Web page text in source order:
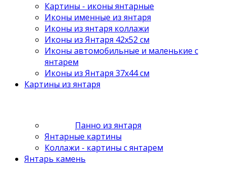
Картины - иконы янтарные
Иконы именные из янтаря
Иконы из янтаря коллажи
Иконы из Янтаря 42х52 см
Иконы автомобильные и маленькие с
янтарем
Иконы из Янтаря 37х44 см
Картины из янтаря
Панно из янтаря
Янтарные картины
Коллажи - картины с янтарем
Янтарь камень